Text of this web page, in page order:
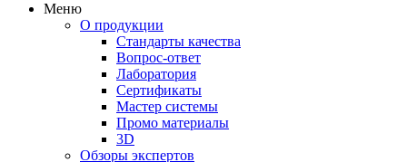
Меню
О продукции
Стандарты качества
Вопрос-ответ
Лаборатория
Сертификаты
Мастер системы
Промо материалы
3D
Обзоры экспертов